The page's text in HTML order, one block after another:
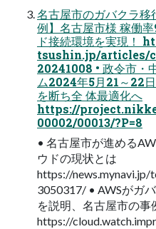
名古屋市のガバクラ移
例】名古屋市様 稼働
ド接続環境を実現
tsushin.jp/articles/
20241008 • 政令市・
ム2024年5月21～22
を断ち全 体最適化へ
https://
00002/00013/?P=8
• 名古屋市が進める
ウドの現状とは
https://
3050317/ • AWSがガ
を説明、名古屋市の事
https://